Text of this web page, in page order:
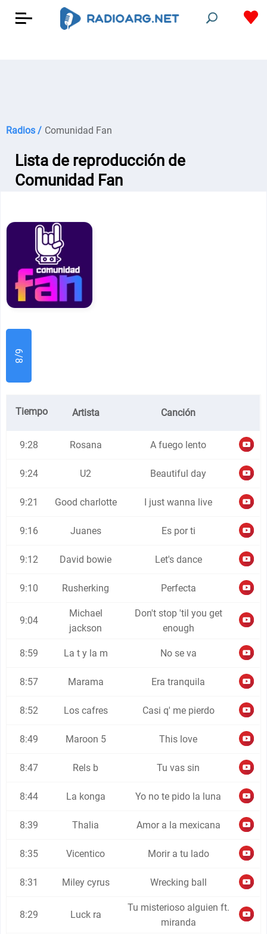
Radios / Comunidad Fan
Lista de reproducción de
Comunidad Fan
6/8
Tiempo Artista Canción
9:28 Rosana A fuego lento
9:24 U2 Beautiful day
9:21 Good charlotte I just wanna live
9:16 Juanes Es por ti
9:12 David bowie Let's dance
9:10 Rusherking Perfecta
9:04
Michael
jackson
Don't stop 'til you get
enough
8:59 La t y la m No se va
8:57 Marama Era tranquila
8:52 Los cafres Casi q' me pierdo
8:49 Maroon 5 This love
8:47 Rels b Tu vas sin
8:44 La konga Yo no te pido la luna
8:39 Thalia Amor a la mexicana
8:35 Vicentico Morir a tu lado
8:31 Miley cyrus Wrecking ball
8:29 Luck ra
Tu misterioso alguien ft.
miranda